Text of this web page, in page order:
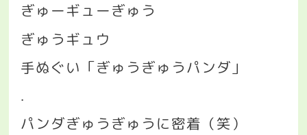
ぎゅーギューぎゅう
ぎゅうギュウ
手ぬぐい「ぎゅうぎゅうパンダ」
.
パンダぎゅうぎゅうに密着（笑）